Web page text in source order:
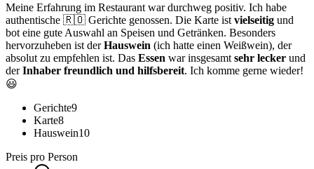
Meine Erfahrung im Restaurant war durchweg positiv. Ich habe
authentische 🇷🇴 Gerichte genossen. Die Karte ist vielseitig und
bot eine gute Auswahl an Speisen und Getränken. Besonders
hervorzuheben ist derHauswein (ich hatte einen Weißwein), der
absolut zu empfehlen ist. Das Essen war insgesamt sehr lecker und
derInhaber freundlich und hilfsbereit. Ich komme gerne wieder!
😃
Gerichte9
Karte8
Hauswein10
Preis pro Person